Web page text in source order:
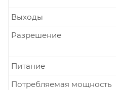
Выходы
Разрешение
Питание
Потребляемая мощность